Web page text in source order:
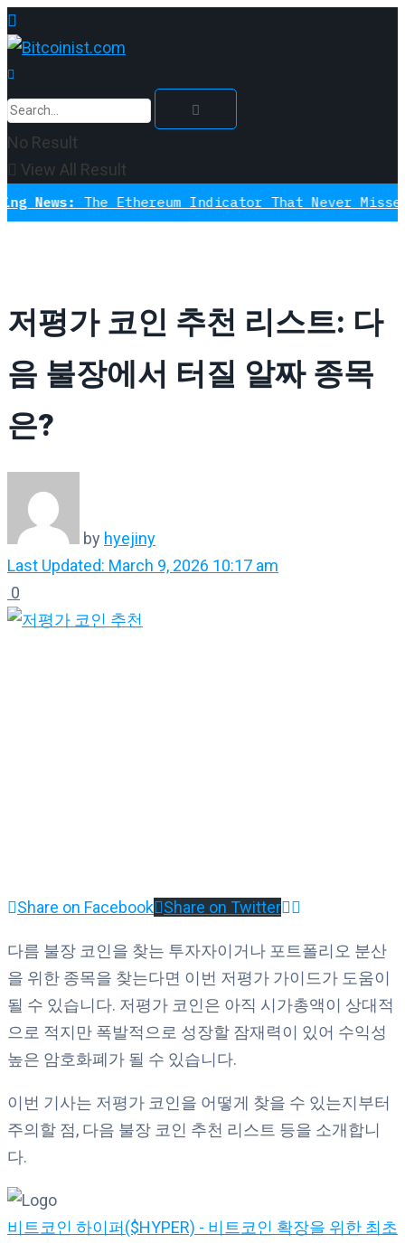
No Result
View All Result
The Ethereum Indicator That Never Missed A
저평가 코인 추천 리스트: 다
음 불장에서 터질 알짜 종목
은?
by hyejiny
Last Updated: March 9, 2026 10:17 am
0
Share on Facebook Share on Twitter
다름 불장 코인을 찾는 투자자이거나 포트폴리오 분산
을 위한 종목을 찾는다면 이번 저평가 가이드가 도움이
될 수 있습니다. 저평가 코인은 아직 시가총액이 상대적
으로 적지만 폭발적으로 성장할 잠재력이 있어 수익성
높은 암호화폐가 될 수 있습니다.
이번 기사는 저평가 코인을 어떻게 찾을 수 있는지부터
주의할 점, 다음 불장 코인 추천 리스트 등을 소개합니
다.
비트코인 하이퍼($HYPER) - 비트코인 확장을 위한 최초